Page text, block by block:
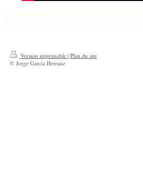
Version imprimable | Plan du site
© Jorge Garcia Herranz